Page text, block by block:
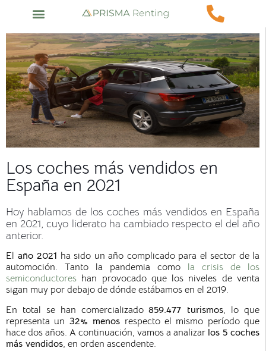
Los coches más vendidos en
España en 2021
Hoy hablamos de los coches más vendidos en España
en 2021, cuyo liderato ha cambiado respecto el del año
anterior.
El año 2021 ha sido un año complicado para el sector de la
automoción. Tanto la pandemia como la crisis de los
semiconductores han provocado que los niveles de venta
sigan muy por debajo de dónde estábamos en el 2019.
En total se han comercializado859.477 turismos, lo que
representa un 32% menos respecto el mismo período que
hace dos años. A continuación, vamos a analizar los 5 coches
más vendidos, en orden ascendente.